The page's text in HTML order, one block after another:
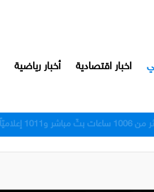
اخبار اقتصادية أخبار رياضية
اعتدائهم على مواطن